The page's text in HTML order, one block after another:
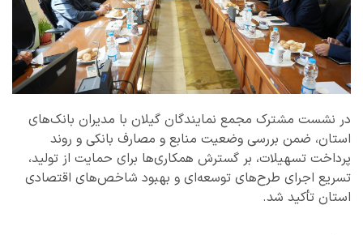
در نشست مشترک مجمع نمایندگان گیلان با مدیران بانک‌های
استان، ضمن بررسی وضعیت منابع و مصارف بانکی و روند
پرداخت تسهیلات، بر گسترش همکاری‌ها برای حمایت از تولید،
تسریع اجرای طرح‌های توسعه‌ای و بهبود شاخص‌های اقتصادی
استان تأکید شد.